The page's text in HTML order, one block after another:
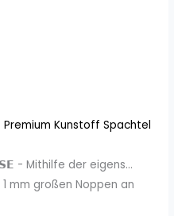
Premium Kunstoff Spachtel
- Mithilfe der eigens...
mm großen Noppen an